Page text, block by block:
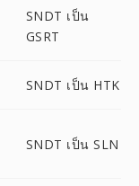
SNDT เป็น
GSRT
SNDT เป็น HTK
SNDT เป็น SLN